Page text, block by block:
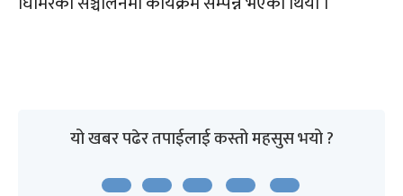
यो खबर पढेर तपाईलाई कस्तो महसुस भयो ?